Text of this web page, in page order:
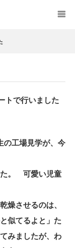
トで行いました
の工場見学が、今
た。 可愛い児童
燥させるのは、
似てるよと」た
みましたが、わ